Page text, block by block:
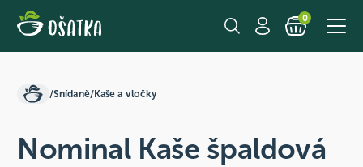
0
/Snídaně/Kaše a vločky
Nominal Kaše špaldová